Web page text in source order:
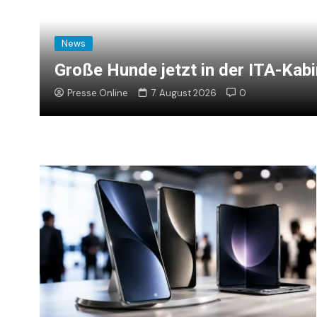
News
14-Jährige stürzt im Latemar 90
Presse.Online 7. August 2026 0